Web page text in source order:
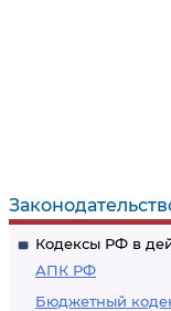
Кодексы РФ в
АПК РФ
Бюджетный